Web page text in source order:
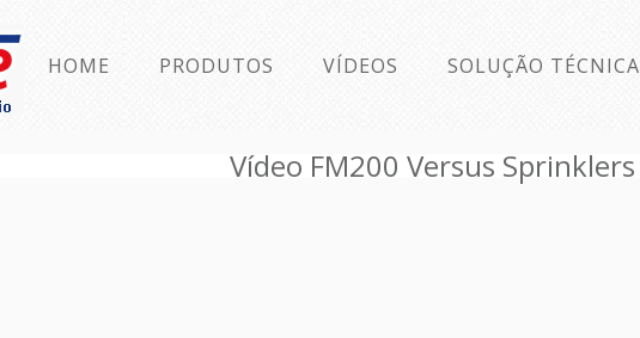
HOME PRODUTOS VÍDEOS SOLUÇÃO TÉCNICA
Vídeo FM200 Versus Sprinklers